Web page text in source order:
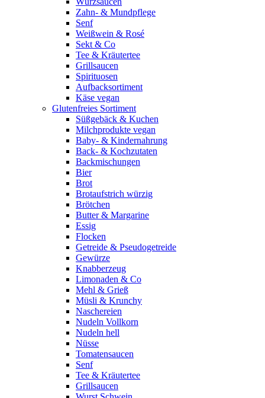
Zahn- & Mundpflege
Senf
Weißwein & Rosé
Sekt & Co
Tee & Kräutertee
Grillsaucen
Spirituosen
Aufbacksortiment
Käse vegan
Glutenfreies Sortiment
Süßgebäck & Kuchen
Milchprodukte vegan
Baby- & Kindernahrung
Back- & Kochzutaten
Backmischungen
Bier
Brot
Brotaufstrich würzig
Brötchen
Butter & Margarine
Essig
Flocken
Getreide & Pseudogetreide
Gewürze
Knabberzeug
Limonaden & Co
Mehl & Grieß
Müsli & Krunchy
Naschereien
Nudeln Vollkorn
Nudeln hell
Nüsse
Tomatensaucen
Senf
Tee & Kräutertee
Grillsaucen